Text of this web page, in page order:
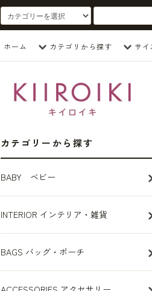
ホーム カテゴリから探す サ
カテゴリーから探す
BABY ベビー
INTERIOR インテリア・雑貨
BAGS バッグ・ポーチ